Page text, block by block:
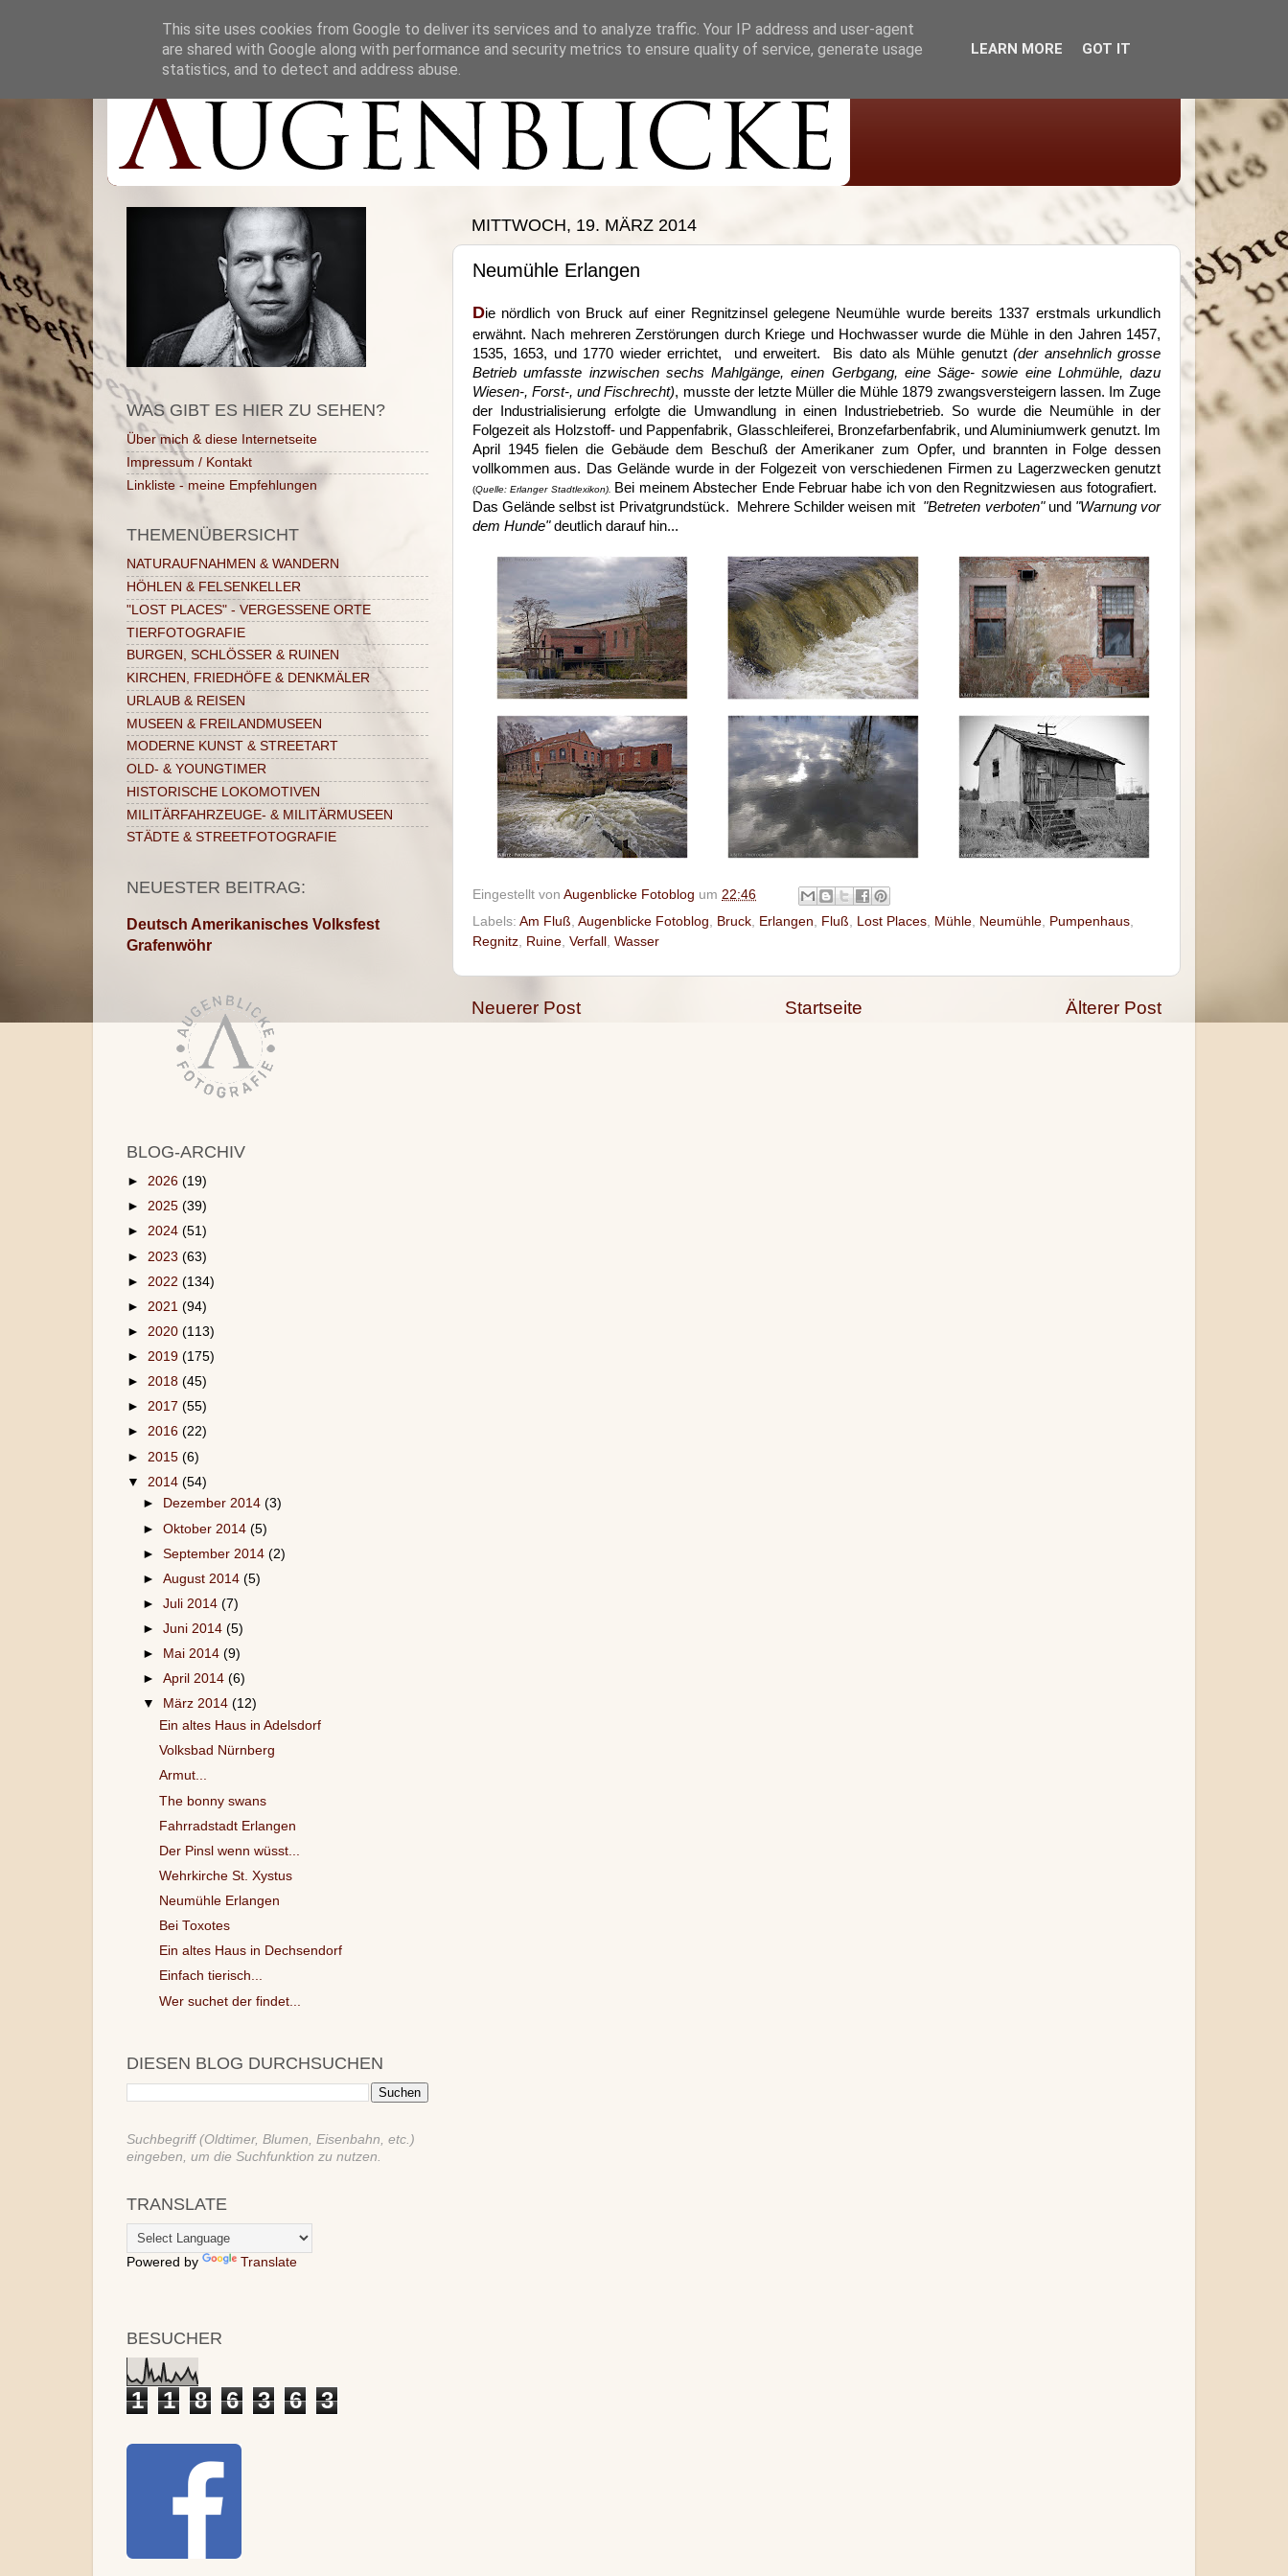
MITTWOCH, 19. MÄRZ 2014
Neumühle Erlangen
Die nördlich von Bruck auf einer Regnitzinsel gelegene Neumühle wurde bereits 1337 erstmals urkundlich
erwähnt. Nach mehreren Zerstörungen durch Kriege und Hochwasser wurde die Mühle in den Jahren 1457,
1535, 1653, und 1770 wieder errichtet, und erweitert. Bis dato als Mühle genutzt(der ansehnlich grosse
Betrieb umfasste inzwischen sechs Mahlgänge, einen Gerbgang, eine Säge- sowie eine Lohmühle, dazu
Wiesen-, Forst-, und Fischrecht), musste der letzte Müller die Mühle 1879 zwangsversteigern lassen. Im Zuge
der Industrialisierung erfolgte die Umwandlung in einen Industriebetrieb. So wurde die Neumühle in der
Folgezeit als Holzstoff- und Pappenfabrik, Glasschleiferei, Bronzefarbenfabrik, und Aluminiumwerk genutzt. Im
April 1945 fielen die Gebäude dem Beschuß der Amerikaner zum Opfer, und brannten in Folge dessen
vollkommen aus. Das Gelände wurde in der Folgezeit von verschiedenen Firmen zu Lagerzwecken genutzt
(Quelle: Erlanger Stadtlexikon).
Bei meinem Abstecher Ende Februar habe ich von den Regnitzwiesen aus fotografiert.
Das Gelände selbst ist Privatgrundstück. Mehrere Schilder weisen mit "Betreten verboten"und "Warnung vor
dem Hunde"deutlich darauf hin...
Eingestellt von Augenblicke Fotoblog um 22:46
Labels: Am Fluß Augenblicke Fotoblog Bruck Erlangen Fluß Lost Places Mühle Neumühle Pumpenhaus
Regnitz Ruine Verfall Wasser
Neuerer Post Älterer Post
Startseite
WAS GIBT ES HIER ZU SEHEN?
Über mich & diese Internetseite
Impressum / Kontakt
Linkliste - meine Empfehlungen
THEMENÜBERSICHT
NATURAUFNAHMEN & WANDERN
HÖHLEN & FELSENKELLER
"LOST PLACES" - VERGESSENE ORTE
TIERFOTOGRAFIE
BURGEN, SCHLÖSSER & RUINEN
KIRCHEN, FRIEDHÖFE & DENKMÄLER
URLAUB & REISEN
MUSEEN & FREILANDMUSEEN
MODERNE KUNST & STREETART
OLD- & YOUNGTIMER
HISTORISCHE LOKOMOTIVEN
MILITÄRFAHRZEUGE- & MILITÄRMUSEEN
STÄDTE & STREETFOTOGRAFIE
NEUESTER BEITRAG:
Deutsch Amerikanisches Volksfest
Grafenwöhr
BLOG-ARCHIV
► 2026 (19)
► 2025 (39)
► 2024 (51)
► 2023 (63)
► 2022 (134)
► 2021 (94)
► 2020 (113)
► 2019 (175)
► 2018 (45)
► 2017 (55)
► 2016 (22)
► 2015 (6)
▼ 2014 (54)
►
Dezember 2014(3)
►Oktober 2014(5)
►September 2014(2)
►August 2014(5)
►Juli 2014(7)
►Juni 2014(5)
►
Mai 2014(9)
►April 2014(6)
▼
März 2014(12)
Ein altes Haus in Adelsdorf
Volksbad Nürnberg
Armut...
The bonny swans
Fahrradstadt Erlangen
Der Pinsl wenn wüsst...
Wehrkirche St. Xystus
Neumühle Erlangen
Bei Toxotes
Ein altes Haus in Dechsendorf
Einfach tierisch...
Wer suchet der findet...
DIESEN BLOG DURCHSUCHEN
Suchbegriff (Oldtimer, Blumen, Eisenbahn, etc.)
eingeben, um die Suchfunktion zu nutzen.
TRANSLATE
Powered by Translate
BESUCHER
1 1 8 6 3 6 3
This site uses cookies from Google to deliver its services and to analyze traffic. Your IP address and user-agent
are shared with Google along with performance and security metrics to ensure quality of service, generate usage
statistics, and to detect and address abuse.
LEARN MORE GOT IT